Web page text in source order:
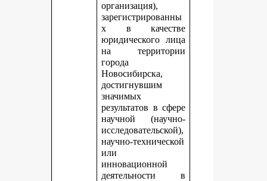
организация),
зарегистрированны
х в качестве
юридического лица
на территории
города
Новосибирска,
достигнувшим
значимых
результатов в сфере
научной (научно-
исследовательской),
научно-технической
или
инновационной
деятельности в